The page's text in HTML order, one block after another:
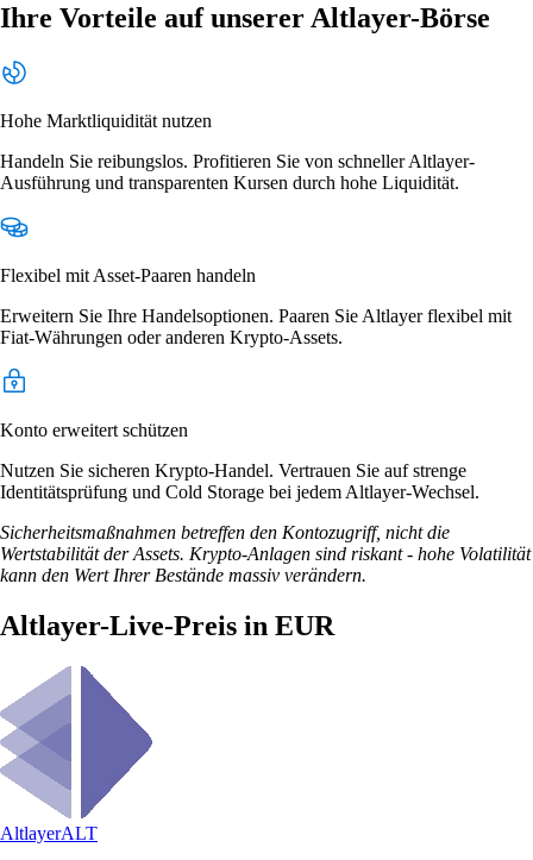
Ihre Vorteile auf unserer Altlayer-Börse
Hohe Marktliquidität nutzen
Handeln Sie reibungslos. Profitieren Sie von schneller Altlayer-
Ausführung und transparenten Kursen durch hohe Liquidität.
Flexibel mit Asset-Paaren handeln
Erweitern Sie Ihre Handelsoptionen. Paaren Sie Altlayer flexibel mit
Fiat-Währungen oder anderen Krypto-Assets.
Konto erweitert schützen
Nutzen Sie sicheren Krypto-Handel. Vertrauen Sie auf strenge
Identitätsprüfung und Cold Storage bei jedem Altlayer-Wechsel.
Sicherheitsmaßnahmen betreffen den Kontozugriff, nicht die
Wertstabilität der Assets. Krypto-Anlagen sind riskant - hohe Volatilität
kann den Wert Ihrer Bestände massiv verändern.
Altlayer-Live-Preis in EUR
AltlayerALT